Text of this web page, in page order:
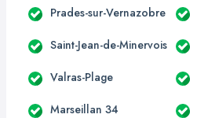
Prades-sur-Vernazobre
Saint-Jean-de-Minervois
Valras-Plage
Marseillan 34